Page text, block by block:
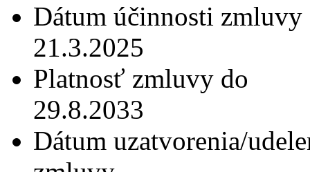
Dátum účinnosti zmluvy
21.3.2025
Platnosť zmluvy do
29.8.2033
Dátum uzatvorenia/